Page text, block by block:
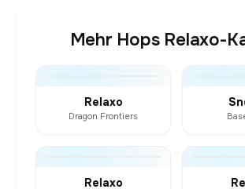
Mehr Hops Relaxo-
Relaxo
Dragon Frontiers
Relaxo